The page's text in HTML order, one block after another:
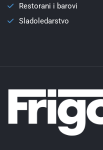
Restorani i barovi
Sladoledarstvo